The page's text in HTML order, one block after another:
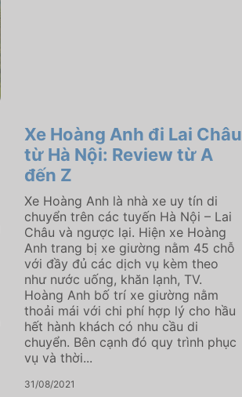
Xe Hoàng Anh đi Lai Châu
từ Hà Nội: Review từ A
đến Z
Xe Hoàng Anh là nhà xe uy tín di
chuyển trên các tuyến Hà Nội – Lai
Châu và ngược lại. Hiện xe ​Hoàng
Anh trang bị xe giường nằm 45 chỗ
với đầy đủ các dịch vụ kèm theo
như nước uống, khăn lạnh, TV.
Hoàng Anh bố trí xe giường nằm
thoải mái với chi phí hợp lý cho hầu
hết hành khách có nhu cầu di
chuyển. Bên cạnh đó quy trình phục
vụ và thời...
31/08/2021